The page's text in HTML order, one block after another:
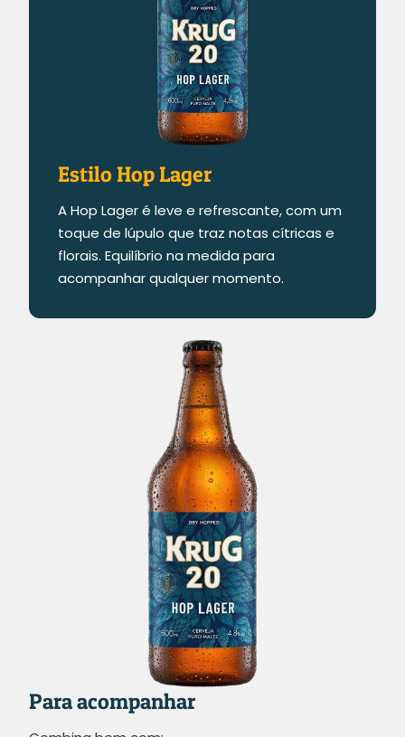
Estilo Hop Lager
A Hop Lager é leve e refrescante, com um
toque de lúpulo que traz notas cítricas e
florais. Equilíbrio na medida para
acompanhar qualquer momento.
Para acompanhar